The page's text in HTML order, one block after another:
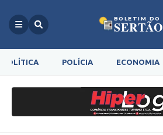
BOLETIM DO
SERTÃO
POLÍTICA POLÍCIA ECONOMIA